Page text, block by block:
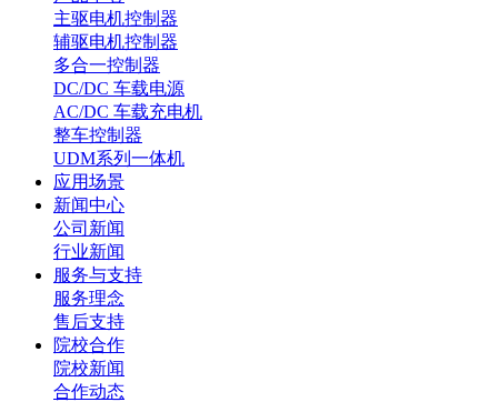
主驱电机控制器
辅驱电机控制器
多合一控制器
DC/DC 车载电源
AC/DC 车载充电机
整车控制器
UDM系列一体机
应用场景
新闻中心
公司新闻
行业新闻
服务与支持
服务理念
售后支持
院校合作
院校新闻
合作动态